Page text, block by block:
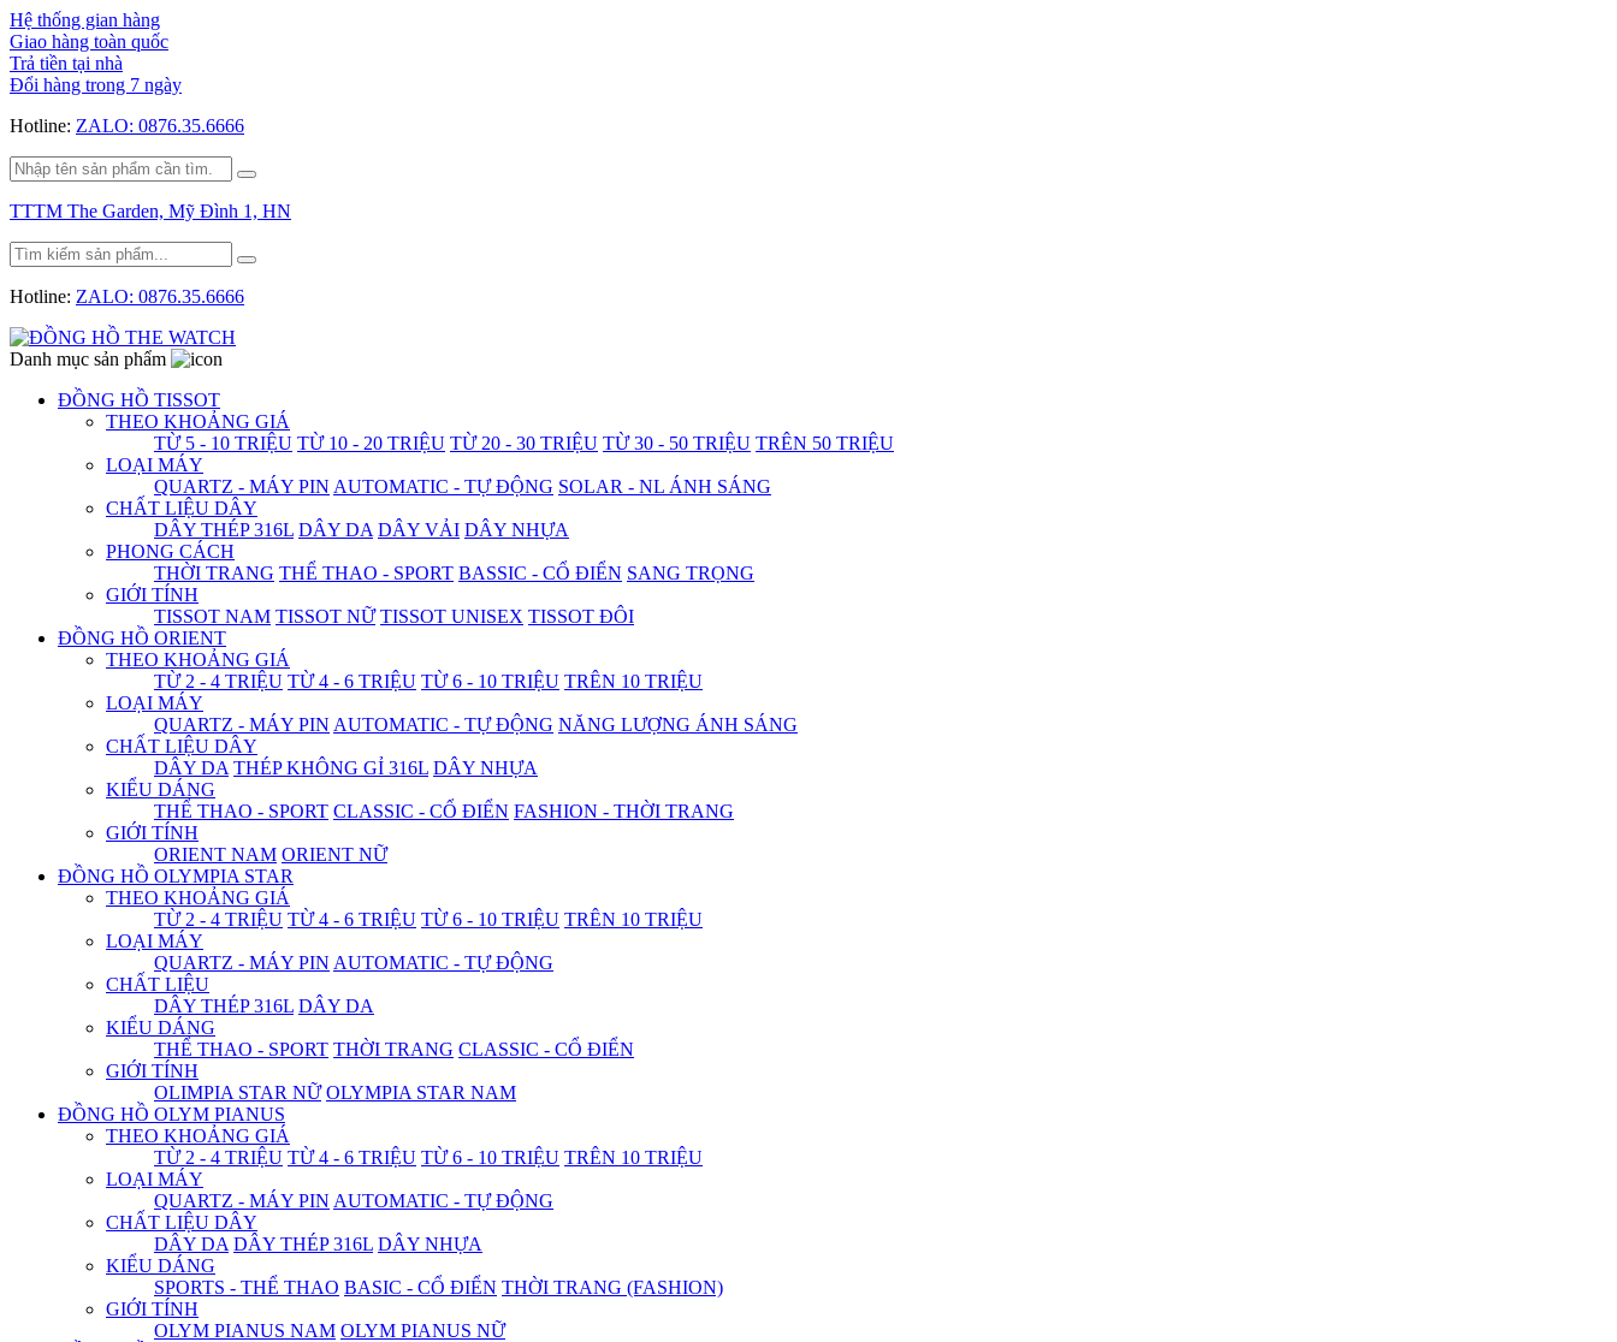
Hệ thống gian hàng
Giao hàng toàn quốc
Trả tiền tại nhà
Đổi hàng trong 7 ngày
Hotline: ZALO: 0876.35.6666
TTTM The Garden, Mỹ Đình 1, HN
Hotline: ZALO: 0876.35.6666
Danh mục sản phẩm
ĐỒNG HỒ TISSOT
THEO KHOẢNG GIÁ
TỪ 5 - 10 TRIỆU TỪ 10 - 20 TRIỆU TỪ 20 - 30 TRIỆU TỪ 30 - 50 TRIỆU TRÊN 50 TRIỆU
LOẠI MÁY
QUARTZ - MÁY PIN AUTOMATIC - TỰ ĐỘNG SOLAR - NL ÁNH SÁNG
CHẤT LIỆU DÂY
DÂY THÉP 316L DÂY DA DÂY VẢI DÂY NHỰA
PHONG CÁCH
THỜI TRANG THỂ THAO - SPORT BASSIC - CỔ ĐIỂN SANG TRỌNG
GIỚI TÍNH
TISSOT NAM TISSOT NỮ TISSOT UNISEX TISSOT ĐÔI
ĐỒNG HỒ ORIENT
THEO KHOẢNG GIÁ
TỪ 2 - 4 TRIỆU TỪ 4 - 6 TRIỆU TỪ 6 - 10 TRIỆU TRÊN 10 TRIỆU
LOẠI MÁY
QUARTZ - MÁY PIN AUTOMATIC - TỰ ĐỘNG NĂNG LƯỢNG ÁNH SÁNG
CHẤT LIỆU DÂY
DÂY DA THÉP KHÔNG GỈ 316L DÂY NHỰA
KIỂU DÁNG
THỂ THAO - SPORT CLASSIC - CỔ ĐIỂN FASHION - THỜI TRANG
GIỚI TÍNH
ORIENT NAM ORIENT NỮ
ĐỒNG HỒ OLYMPIA STAR
THEO KHOẢNG GIÁ
TỪ 2 - 4 TRIỆU TỪ 4 - 6 TRIỆU TỪ 6 - 10 TRIỆU TRÊN 10 TRIỆU
LOẠI MÁY
QUARTZ - MÁY PIN AUTOMATIC - TỰ ĐỘNG
CHẤT LIỆU
DÂY THÉP 316L DÂY DA
KIỂU DÁNG
THỂ THAO - SPORT THỜI TRANG CLASSIC - CỔ ĐIỂN
GIỚI TÍNH
OLIMPIA STAR NỮ OLYMPIA STAR NAM
ĐỒNG HỒ OLYM PIANUS
THEO KHOẢNG GIÁ
TỪ 2 - 4 TRIỆU TỪ 4 - 6 TRIỆU TỪ 6 - 10 TRIỆU TRÊN 10 TRIỆU
LOẠI MÁY
QUARTZ - MÁY PIN AUTOMATIC - TỰ ĐỘNG
CHẤT LIỆU DÂY
DÂY DA DÂY THÉP 316L DÂY NHỰA
KIỂU DÁNG
SPORTS - THỂ THAO BASIC - CỔ ĐIỂN THỜI TRANG (FASHION)
GIỚI TÍNH
OLYM PIANUS NAM OLYM PIANUS NỮ